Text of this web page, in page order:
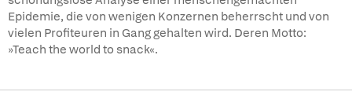
Epidemie, die von wenigen Konzernen beherrscht und von
vielen Profiteuren in Gang gehalten wird. Deren Motto:
»Teach the world to snack«.